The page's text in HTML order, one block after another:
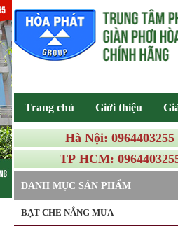
Trang chủ Giới thiệu
Hà Nội: 0964403255
TP HCM:
DANH MỤC SẢN PHẨM
BẠT CHE NẮNG MƯA